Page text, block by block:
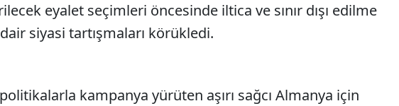
eyalet seçimleri öncesinde iltica ve sınır dışı edilme
siyasi tartışmaları körükledi.
kampanya yürüten aşırı sağcı Almanya için